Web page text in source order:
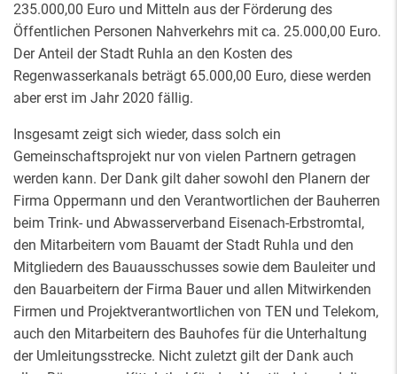
235.000,00 Euro und Mitteln aus der Förderung des
Öffentlichen Personen Nahverkehrs mit ca. 25.000,00 Euro.
Der Anteil der Stadt Ruhla an den Kosten des
Regenwasserkanals beträgt 65.000,00 Euro, diese werden
aber erst im Jahr 2020 fällig.
Insgesamt zeigt sich wieder, dass solch ein
Gemeinschaftsprojekt nur von vielen Partnern getragen
werden kann. Der Dank gilt daher sowohl den Planern der
Firma Oppermann und den Verantwortlichen der Bauherren
beim Trink- und Abwasserverband Eisenach-Erbstromtal,
den Mitarbeitern vom Bauamt der Stadt Ruhla und den
Mitgliedern des Bauausschusses sowie dem Bauleiter und
den Bauarbeitern der Firma Bauer und allen Mitwirkenden
Firmen und Projektverantwortlichen von TEN und Telekom,
auch den Mitarbeitern des Bauhofes für die Unterhaltung
der Umleitungsstrecke. Nicht zuletzt gilt der Dank auch